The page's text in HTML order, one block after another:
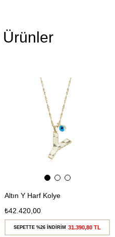
Altın Y Harf Kolye
₺42.420,00
SEPETTE %26 İNDİRİM 31.390,80 TL